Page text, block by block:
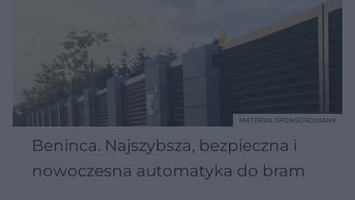
Beninca. Najszybsza, bezpieczna i
nowoczesna automatyka do bram
MATERIAŁ SPONSOROWANY